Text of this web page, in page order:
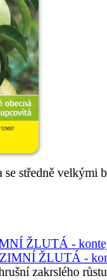
se středně velkými
ŽLUTÁ -
zakrslého